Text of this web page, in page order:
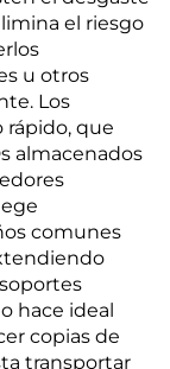
el riesgo
u otros
Los
rápido, que
almacenados
comunes
hace ideal
copias de
transportar